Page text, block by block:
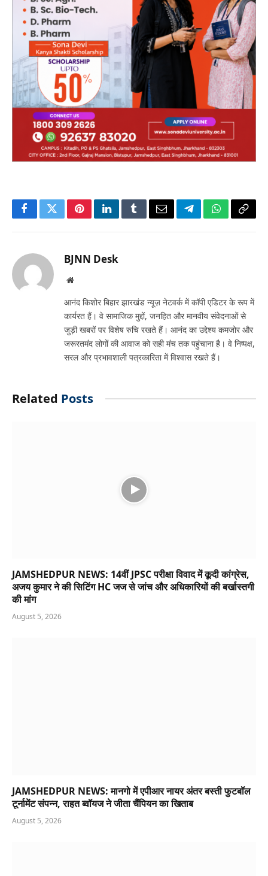
FacebookTwitterPinterestLinkedInTumblrEmailTelegramWhatsApp
Copy
BJNN Desk
Website
आनंद किशोर बिहार झारखंड न्यूज़ नेटवर्क में कॉपी एडिटर के रूप में
कार्यरत हैं। वे सामाजिक मुद्दों, जनहित और मानवीय संवेदनाओं से
जुड़ी खबरों पर विशेष रुचि रखते हैं। आनंद का उद्देश्य कमजोर और
जरूरतमंद लोगों की आवाज को सही मंच तक पहुंचाना है। वे निष्पक्ष,
सरल और प्रभावशाली पत्रकारिता में विश्वास रखते हैं।
Related Posts
JAMSHEDPUR NEWS: 14वीं JPSC परीक्षा विवाद में कूदी कांग्रेस,
अजय कुमार ने की सिटिंग HC जज से जांच और अधिकारियों की बर्खास्तगी
की मांग
August 5, 2026
JAMSHEDPUR NEWS: मानगो में एपीआर नायर अंतर बस्ती फुटबॉल
टूर्नामेंट संपन्न, राहत ब्वॉयज ने जीता चैंपियन का खिताब
August 5, 2026